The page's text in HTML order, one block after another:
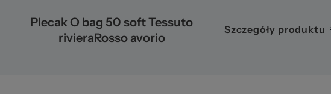
Plecak O bag 50 soft Tessuto
rivieraRosso avorio
Szczegóły produktu